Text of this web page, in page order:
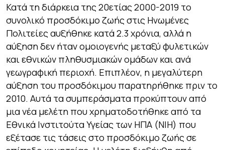
Κατά τη διάρκεια της 20ετίας 2000-2019 το
συνολικό προσδόκιμο ζωής στις Ηνωμένες
Πολιτείες αυξήθηκε κατά 2.3 χρόνια, αλλά η
αύξηση δεν ήταν ομοιογενής μεταξύ φυλετικών
και εθνικών πληθυσμιακών ομάδων και ανά
γεωγραφική περιοχή. Επιπλέον, η μεγαλύτερη
αύξηση του προσδόκιμου παρατηρήθηκε πριν το
2010. Αυτά τα συμπεράσματα προκύπτουν από
μια νέα μελέτη που χρηματοδοτήθηκε από τα
Εθνικά Ινστιτούτα Υγείας των ΗΠΑ (NIH) που
εξέτασε τις τάσεις στο προσδόκιμο ζωής σε